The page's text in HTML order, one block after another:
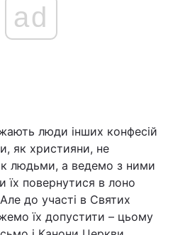
ad
люди інших конфесій
як християни, не
людьми, а ведемо з ними
їх повернутися в лоно
до участі в Святих
їх допустити – цьому